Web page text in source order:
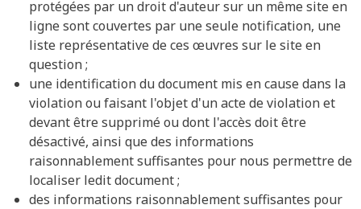
protégées par un droit d'auteur sur un même site en
ligne sont couvertes par une seule notification, une
liste représentative de ces œuvres sur le site en
question ;
une identification du document mis en cause dans la
violation ou faisant l'objet d'un acte de violation et
devant être supprimé ou dont l'accès doit être
désactivé, ainsi que des informations
raisonnablement suffisantes pour nous permettre de
localiser ledit document ;
des informations raisonnablement suffisantes pour